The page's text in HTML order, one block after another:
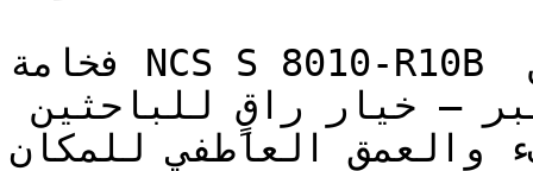
فخامة NCS S 8010-R10B تضعه تماماً على الحدود بين
الوردي العميق والوردي المغبر — خيار راقٍ للباحثين
والعمق العاطفي للمكان.